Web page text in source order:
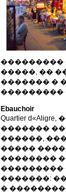
���������
�����, ��
������� �
���������
Ebauchoir
Quartier
�������
������,
����� ����
��������
���������
�������:
�